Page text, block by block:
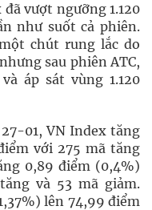
vượt ngưỡng 1.120
như suốt cả phiên.
chút rung lắc do
sau phiên ATC,
áp sát vùng 1.120
01, VN Index tăng
với 275 mã tăng
0,89 điểm (0,4%)
và 53 mã giảm.
lên 74,99 điểm